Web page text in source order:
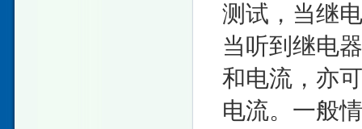
测试，当继
当听到继电
和电流，亦
电流。一般